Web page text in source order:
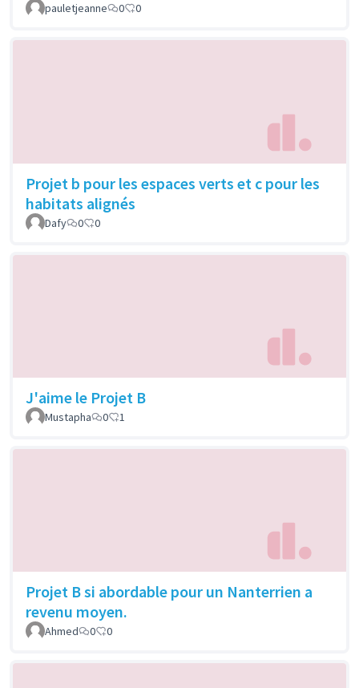
pauletjeanne 0 0
Projet b pour les espaces verts et c pour les
habitats alignés
Dafy 0 0
J'aime le Projet B
Mustapha 0 1
Projet B si abordable pour un Nanterrien a
revenu moyen.
Ahmed 0 0